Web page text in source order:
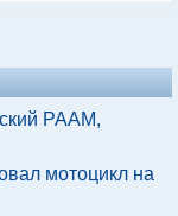
РААМ,
мотоцикл на